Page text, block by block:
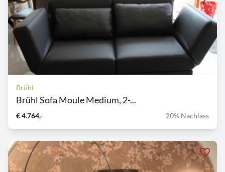
Brühl
Brühl Sofa Moule Medium, 2-...
€ 4.764,- 20% Nachlass